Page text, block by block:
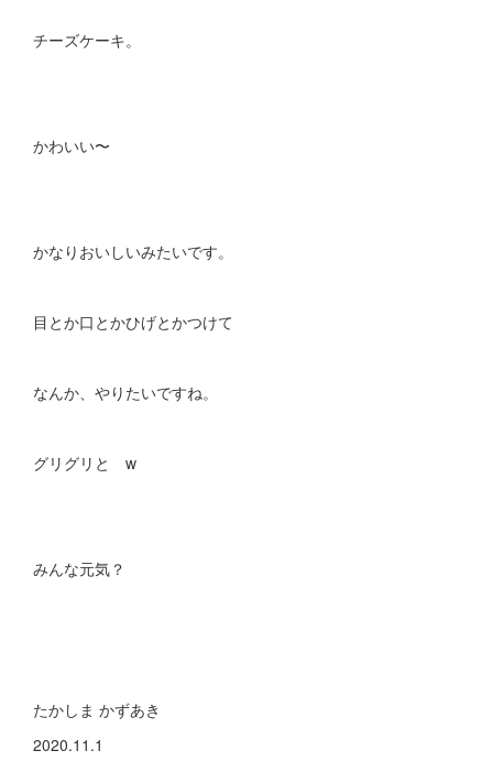
チーズケーキ。
かわいい〜
かなりおいしいみたいです。
目とか口とかひげとかつけて
なんか、やりたいですね。
グリグリと w
みんな元気？
たかしま かずあき
2020.11.1